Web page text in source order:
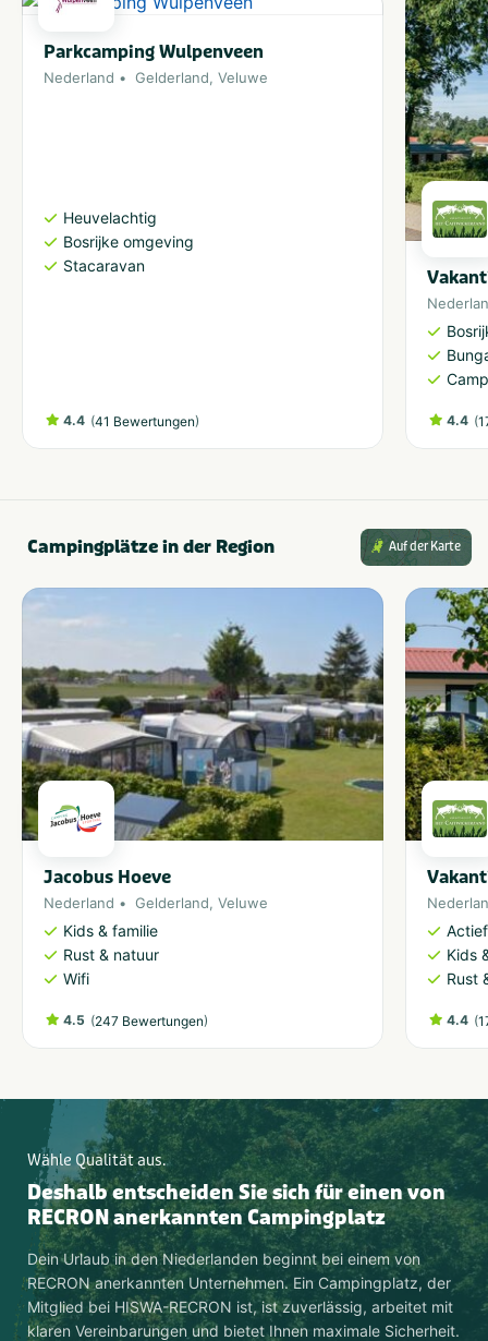
Parkcamping Wulpenveen
Nederland Gelderland, Veluwe
Heuvelachtig
Bosrijke omgeving
Stacaravan
4.4 (41 Bewertungen) 4.4 (
Campingplätze in der Region Auf der Karte
Jacobus Hoeve
Nederland Gelderland, Veluwe
Kids & familie
Rust & natuur
Wifi
4.5 (247 Bewertungen)
Kids
Rust
4.4 (
Wähle Qualität aus.
Deshalb entscheiden Sie sich für einen von
RECRON anerkannten Campingplatz
Dein Urlaub in den Niederlanden beginnt bei einem von
RECRON anerkannten Unternehmen. Ein Campingplatz, der
Mitglied bei HISWA-RECRON ist, ist zuverlässig, arbeitet mit
klaren Vereinbarungen und bietet Ihnen maximale Sicherheit.